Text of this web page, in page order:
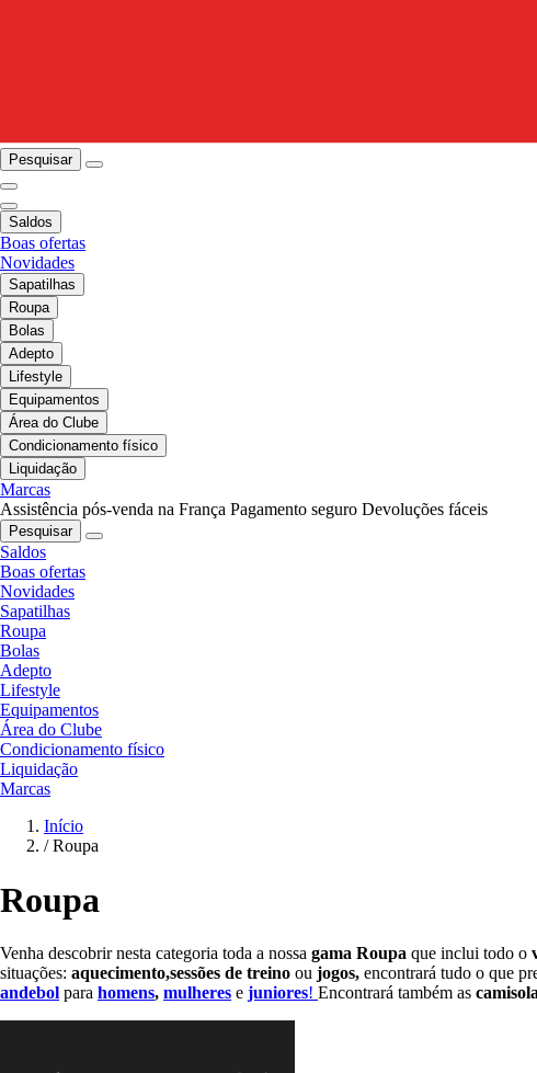
Pesquisar
Saldos
Boas ofertas
Novidades
Sapatilhas
Roupa
Bolas
Adepto
Lifestyle
Equipamentos
Área do Clube
Condicionamento físico
Liquidação
Marcas
Assistência pós-venda na França Pagamento seguro Devoluções fáceis
Pesquisar
Saldos
Boas ofertas
Novidades
Sapatilhas
Roupa
Bolas
Adepto
Lifestyle
Equipamentos
Área do Clube
Condicionamento físico
Liquidação
Marcas
Início
/ Roupa
Roupa
Venha descobrir nesta categoria toda a nossa gama Roupa que inclui todo o
situações: aquecimento,sessões de treino ou jogos, encontrará tudo o que
andebol para homens, mulheres e juniores! Encontrará também as